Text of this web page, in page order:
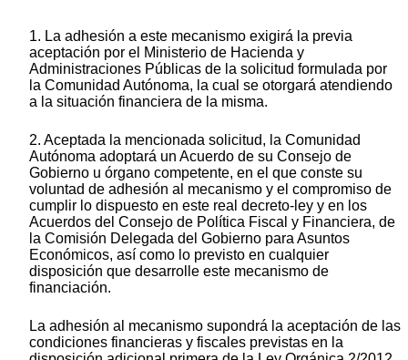
1. La adhesión a este mecanismo exigirá la previa
aceptación por el Ministerio de Hacienda y
Administraciones Públicas de la solicitud formulada por
la Comunidad Autónoma, la cual se otorgará atendiendo
a la situación financiera de la misma.
2. Aceptada la mencionada solicitud, la Comunidad
Autónoma adoptará un Acuerdo de su Consejo de
Gobierno u órgano competente, en el que conste su
voluntad de adhesión al mecanismo y el compromiso de
cumplir lo dispuesto en este real decreto-ley y en los
Acuerdos del Consejo de Política Fiscal y Financiera, de
la Comisión Delegada del Gobierno para Asuntos
Económicos, así como lo previsto en cualquier
disposición que desarrolle este mecanismo de
financiación.
La adhesión al mecanismo supondrá la aceptación de las
condiciones financieras y fiscales previstas en la